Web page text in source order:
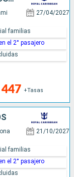
27/04/2027
447 +Tasas
familias
el 2° pasajero
21/10/2027
familias
el 2° pasajero